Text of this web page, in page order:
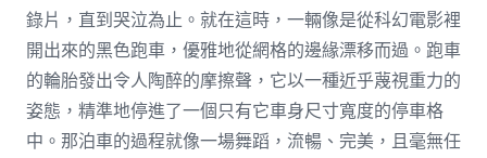
錄片，直到哭泣為止。就在這時，一輛像是從科幻電影裡
開出來的黑色跑車，優雅地從網格的邊緣漂移而過。跑車
的輪胎發出令人陶醉的摩擦聲，它以一種近乎蔑視重力的
姿態，精準地停進了一個只有它車身尺寸寬度的停車格
中。那泊車的過程就像一場舞蹈，流暢、完美，且毫無任